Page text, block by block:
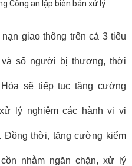
Công an lập biên bản xử lý
giao thông trên cả 3 tiêu
số người bị thương, thời
sẽ tiếp tục tăng cường
lý nghiêm các hành vi vi
Đồng thời, tăng cường kiểm
nhằm ngăn chặn, xử lý